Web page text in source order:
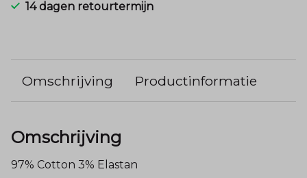
14 dagen retourtermijn
Omschrijving Productinformatie
Omschrijving
97% Cotton 3% Elastan